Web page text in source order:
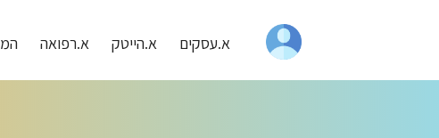
א.עסקים א.הייטק א.רפואה